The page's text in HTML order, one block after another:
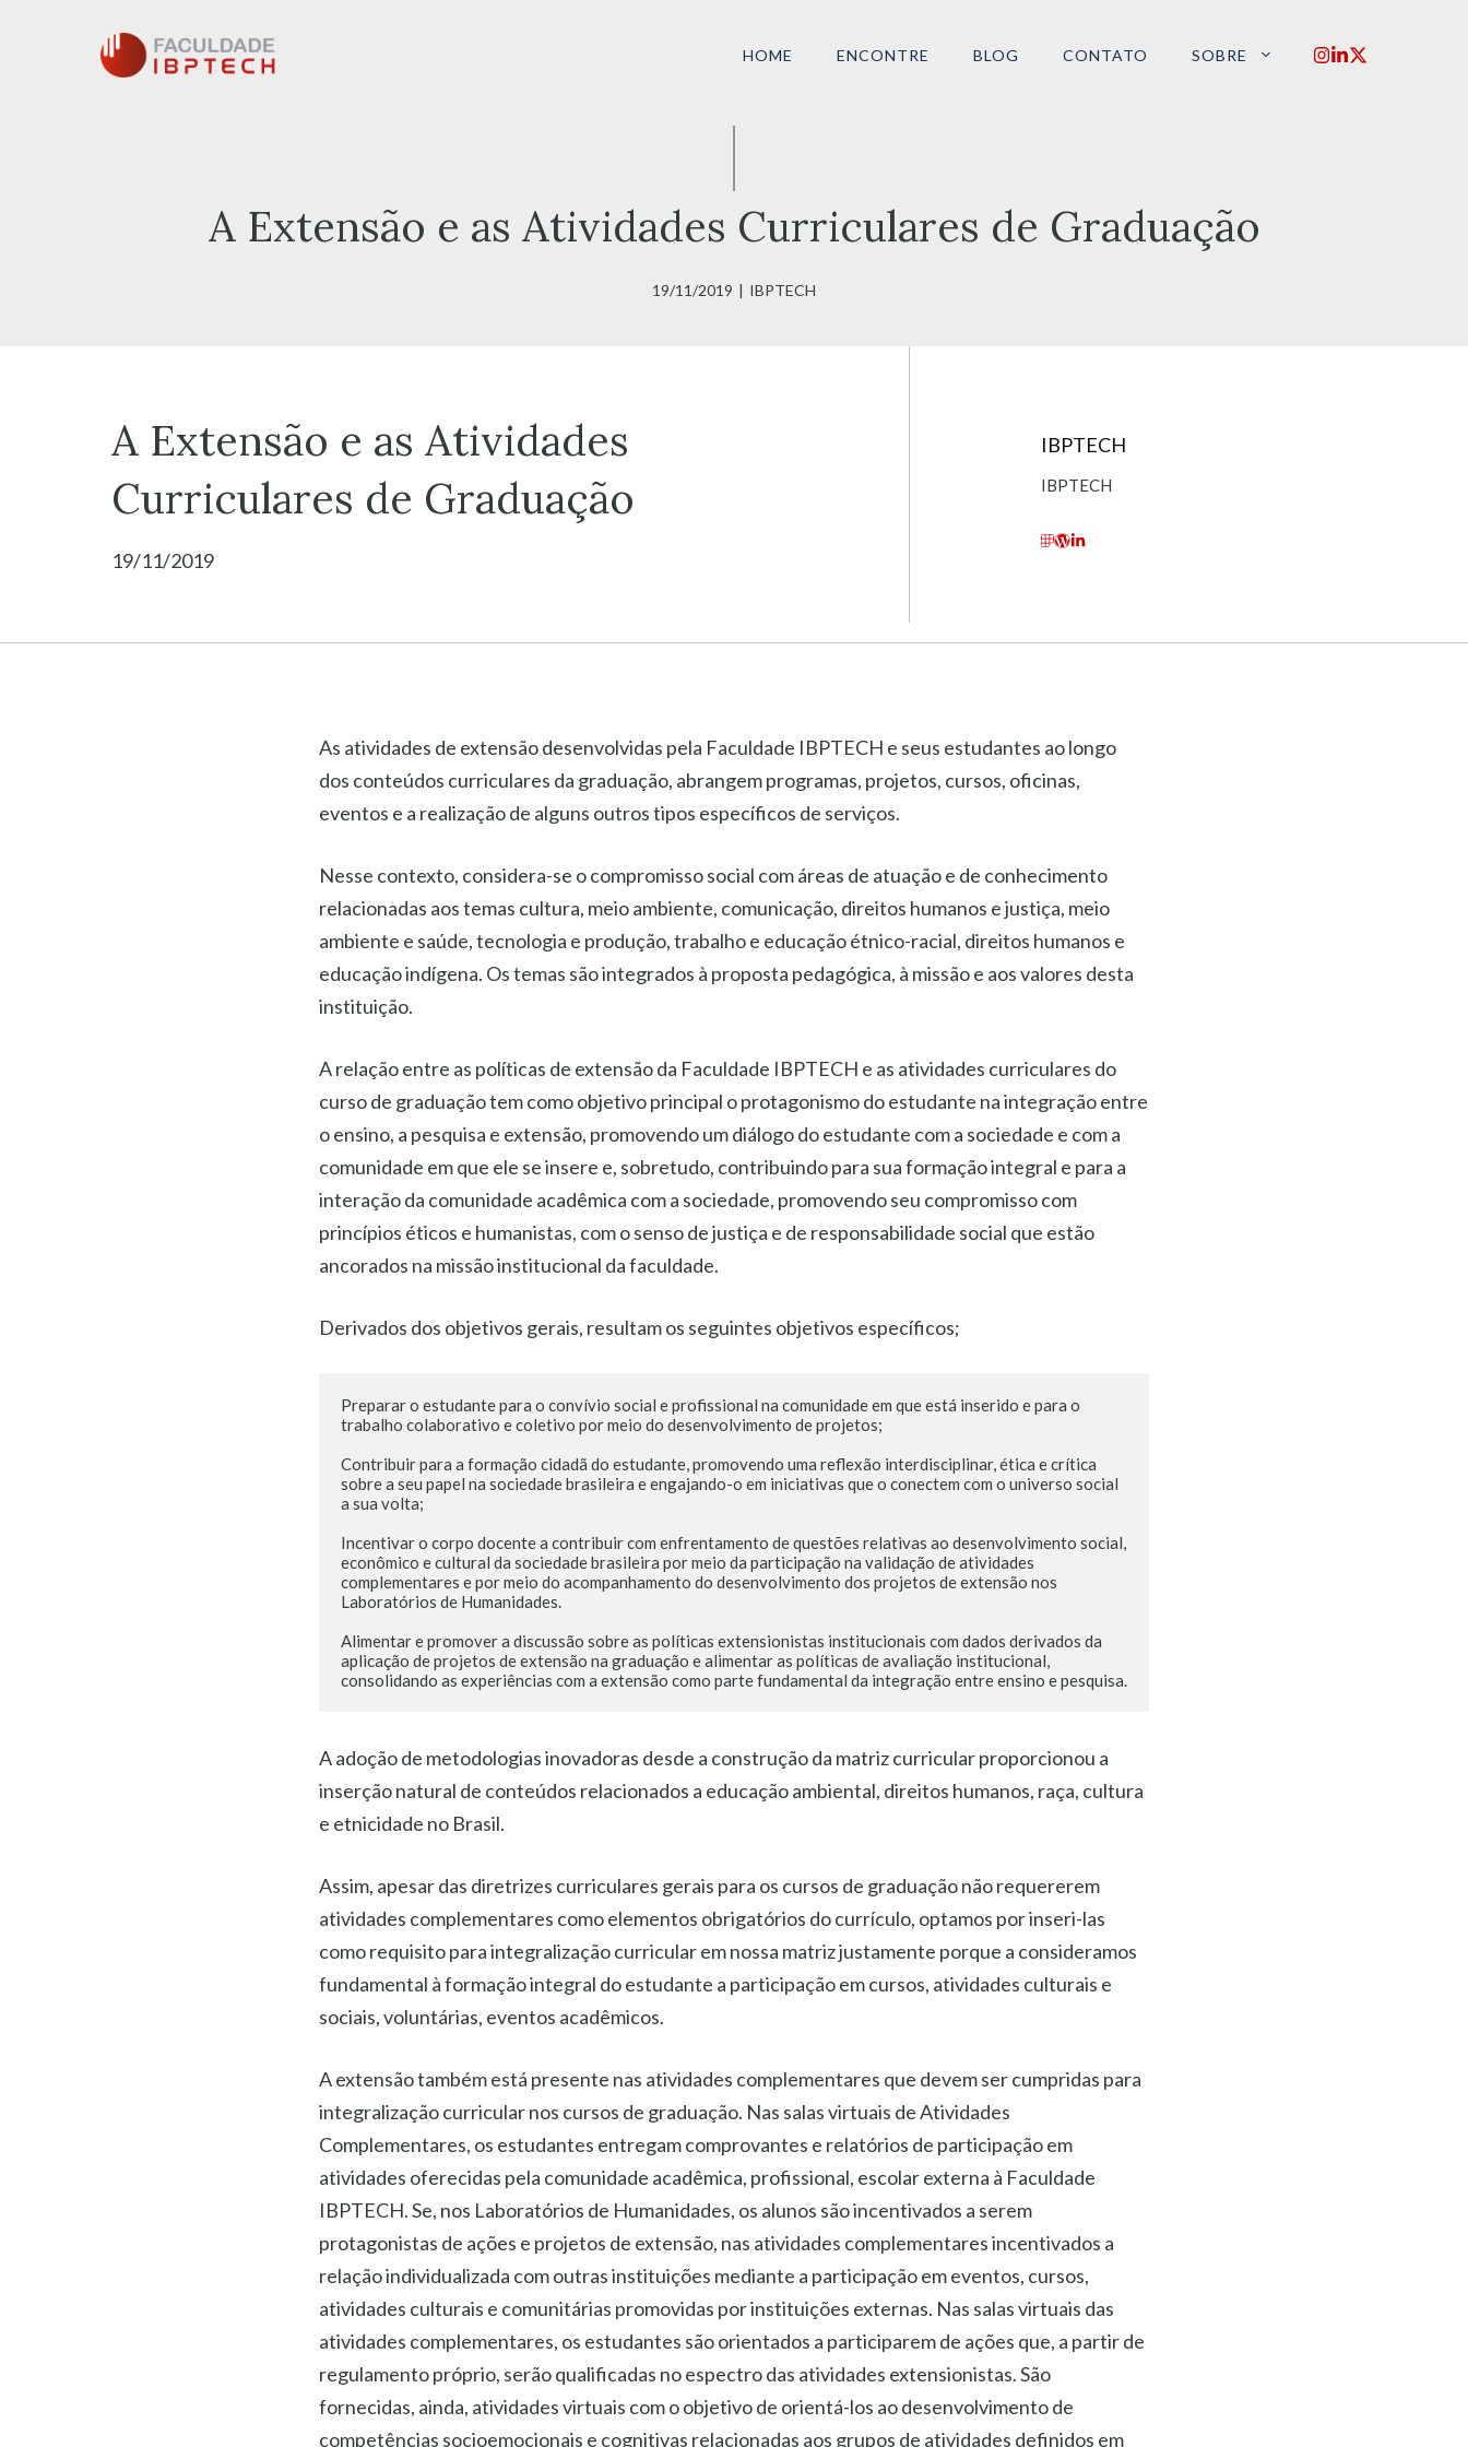
HOME ENCONTRE BLOG CONTATO SOBRE
A Extensão e as Atividades Curriculares de Graduação
19/11/2019 | IBPTECH
A Extensão e as Atividades
Curriculares de Graduação
19/11/2019
IBPTECH
IBPTECH
As atividades de extensão desenvolvidas pela Faculdade IBPTECH e seus estudantes ao longo
dos conteúdos curriculares da graduação, abrangem programas, projetos, cursos, oficinas,
eventos e a realização de alguns outros tipos específicos de serviços.
Nesse contexto, considera-se o compromisso social com áreas de atuação e de conhecimento
relacionadas aos temas cultura, meio ambiente, comunicação, direitos humanos e justiça, meio
ambiente e saúde, tecnologia e produção, trabalho e educação étnico-racial, direitos humanos e
educação indígena. Os temas são integrados à proposta pedagógica, à missão e aos valores desta
instituição.
A relação entre as políticas de extensão da Faculdade IBPTECH e as atividades curriculares do
curso de graduação tem como objetivo principal o protagonismo do estudante na integração entre
o ensino, a pesquisa e extensão, promovendo um diálogo do estudante com a sociedade e com a
comunidade em que ele se insere e, sobretudo, contribuindo para sua formação integral e para a
interação da comunidade acadêmica com a sociedade, promovendo seu compromisso com
princípios éticos e humanistas, com o senso de justiça e de responsabilidade social que estão
ancorados na missão institucional da faculdade.
Derivados dos objetivos gerais, resultam os seguintes objetivos específicos;
Preparar o estudante para o convívio social e profissional na comunidade em que está inserido e para o
trabalho colaborativo e coletivo por meio do desenvolvimento de projetos;
Contribuir para a formação cidadã do estudante, promovendo uma reflexão interdisciplinar, ética e crítica
sobre a seu papel na sociedade brasileira e engajando-o em iniciativas que o conectem com o universo social
a sua volta;
Incentivar o corpo docente a contribuir com enfrentamento de questões relativas ao desenvolvimento social,
econômico e cultural da sociedade brasileira por meio da participação na validação de atividades
complementares e por meio do acompanhamento do desenvolvimento dos projetos de extensão nos
Laboratórios de Humanidades.
Alimentar e promover a discussão sobre as políticas extensionistas institucionais com dados derivados da
aplicação de projetos de extensão na graduação e alimentar as políticas de avaliação institucional,
consolidando as experiências com a extensão como parte fundamental da integração entre ensino e pesquisa.
A adoção de metodologias inovadoras desde a construção da matriz curricular proporcionou a
inserção natural de conteúdos relacionados a educação ambiental, direitos humanos, raça, cultura
e etnicidade no Brasil.
Assim, apesar das diretrizes curriculares gerais para os cursos de graduação não requererem
atividades complementares como elementos obrigatórios do currículo, optamos por inseri-las
como requisito para integralização curricular em nossa matriz justamente porque a consideramos
fundamental à formação integral do estudante a participação em cursos, atividades culturais e
sociais, voluntárias, eventos acadêmicos.
A extensão também está presente nas atividades complementares que devem ser cumpridas para
integralização curricular nos cursos de graduação. Nas salas virtuais de Atividades
Complementares, os estudantes entregam comprovantes e relatórios de participação em
atividades oferecidas pela comunidade acadêmica, profissional, escolar externa à Faculdade
IBPTECH. Se, nos Laboratórios de Humanidades, os alunos são incentivados a serem
protagonistas de ações e projetos de extensão, nas atividades complementares incentivados a
relação individualizada com outras instituições mediante a participação em eventos, cursos,
atividades culturais e comunitárias promovidas por instituições externas. Nas salas virtuais das
atividades complementares, os estudantes são orientados a participarem de ações que, a partir de
regulamento próprio, serão qualificadas no espectro das atividades extensionistas. São
fornecidas, ainda, atividades virtuais com o objetivo de orientá-los ao desenvolvimento de
competências socioemocionais e cognitivas relacionadas aos grupos de atividades definidos em